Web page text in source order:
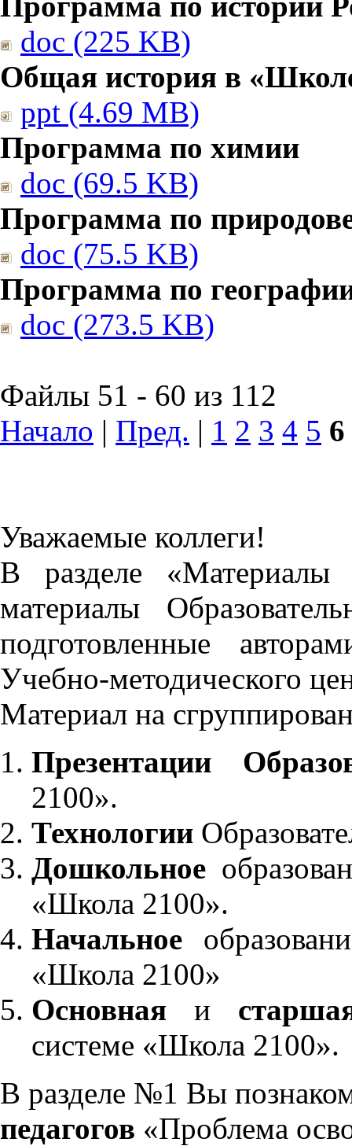
doc (225 KB)
Общая история в
ppt (4.69 MB)
Программа по химии
doc (69.5 KB)
Программа по
doc (75.5 KB)
Программа по
doc (273.5 KB)
Файлы 51 - 60 из 112
Начало | Пред. | 1 2 3 4 5 6
Уважаемые коллеги!
В разделе «Материалы
материалы
подготовленные
Учебно-методического
Материал на
Презентации
2100».
Технологии
Дошкольное
«Школа 2100».
Начальное
«Школа 2100»
Основнаяи
системе «Школа 2100».
В разделе №1 Вы
педагогов «Проблема